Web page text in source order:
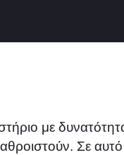
με
Σε αυτό